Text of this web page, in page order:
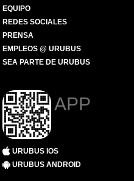
EQUIPO
REDES SOCIALES
PRENSA
EMPLEOS @ URUBUS
SEA PARTE DE URUBUS
APP
URUBUS IOS
URUBUS ANDROID